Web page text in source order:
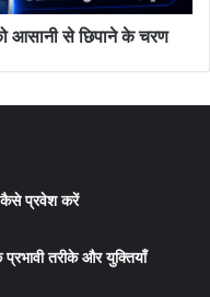
आसानी से छिपाने के चरण
कैसे प्रवेश करें
तरीके और युक्तियाँ